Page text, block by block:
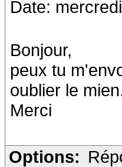
Date:
Bonjour,
peux tu
oublier le
Merci
Options: